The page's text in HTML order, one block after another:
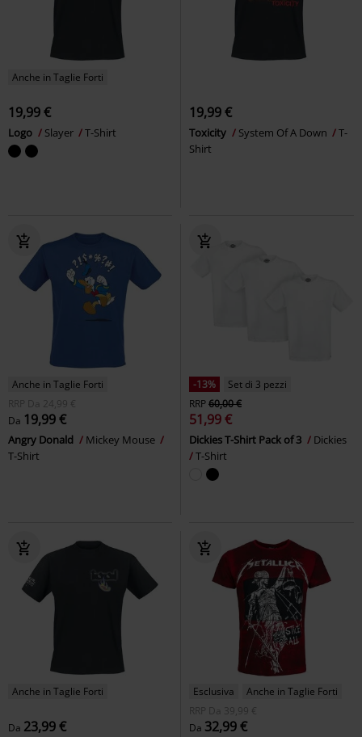
Anche in Taglie Forti
19,99 €
Logo Slayer T-Shirt
19,99 €
Toxicity System Of A Down
T-
Shirt
Anche in Taglie Forti
RRP
Da 24,99 €
Da 19,99 €
Angry Donald
Mickey Mouse
T-Shirt
-13%
Set di 3 pezzi
RRP60,00 €
51,99 €
Dickies T-Shirt Pack of 3
Dickies
T-Shirt
Anche in Taglie Forti
Da 23,99 €
Esclusiva
Anche in Taglie Forti
RRP
Da
39,99 €
Da 32,99 €